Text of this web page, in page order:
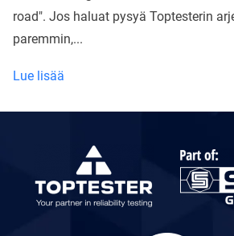
road". Jos haluat pysyä Toptesterin
paremmin,...
Lue lisää
Saksassa